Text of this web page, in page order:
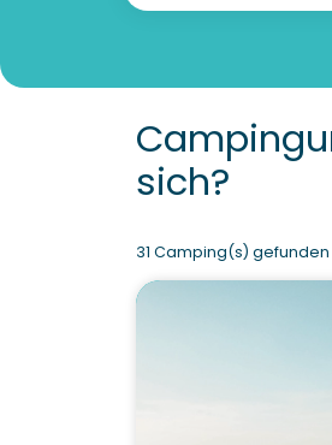
sich?
31 Camping(s) gefunden